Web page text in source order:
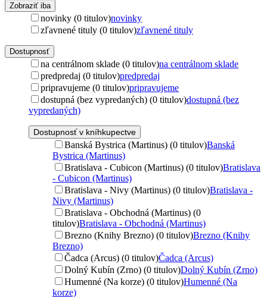
Zobraziť iba
novinky (0 titulov)novinky
zľavnené tituly (0 titulov)zľavnené tituly
Dostupnosť
na centrálnom sklade (0 titulov)na centrálnom sklade
predpredaj (0 titulov)predpredaj
pripravujeme (0 titulov)pripravujeme
dostupná (bez vypredaných) (0 titulov)dostupná (bez
vypredaných)
Dostupnosť v kníhkupectve
Banská Bystrica (Martinus) (0 titulov)Banská
Bystrica (Martinus)
Bratislava - Cubicon (Martinus) (0 titulov)Bratislava
- Cubicon (Martinus)
Bratislava - Nivy (Martinus) (0 titulov)Bratislava -
Nivy (Martinus)
Bratislava - Obchodná (Martinus) (0
titulov)Bratislava - Obchodná (Martinus)
Brezno (Knihy Brezno) (0 titulov)Brezno (Knihy
Brezno)
Čadca (Arcus) (0 titulov)Čadca (Arcus)
Dolný Kubín (Zrno) (0 titulov)Dolný Kubín (Zrno)
Humenné (Na korze) (0 titulov)Humenné (Na
korze)